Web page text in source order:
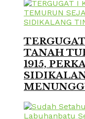
TANAH
1915,